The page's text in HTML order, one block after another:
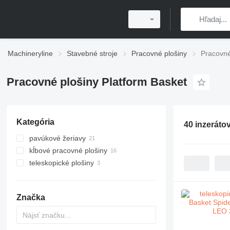
Machineryline Stavebné stroje Pracovné plošiny
Pracovné plošiny Platform Basket
Kategória
pavúkové žeriavy
kĺbové pracovné plošiny
teleskopické plošiny
Značka
40